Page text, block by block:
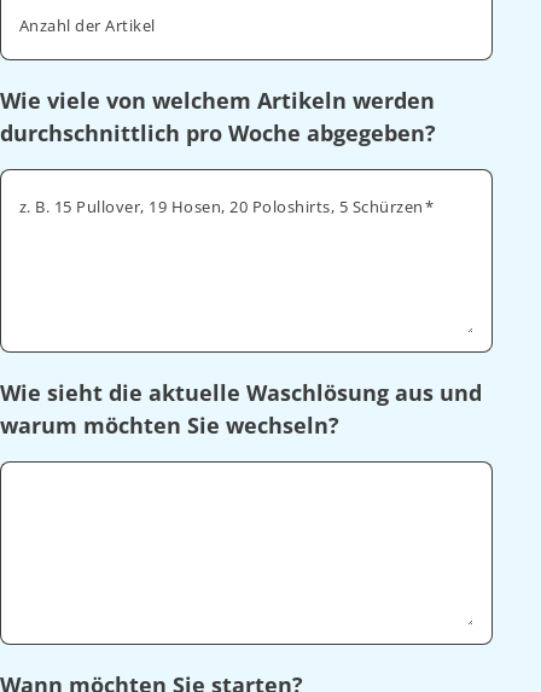
Anzahl der Artikel
Wie viele von welchem Artikeln werden
durchschnittlich pro Woche abgegeben?
z. B. 15 Pullover, 19 Hosen, 20 Poloshirts, 5 Schürzen
Wie sieht die aktuelle Waschlösung aus und
warum möchten Sie wechseln?
Wann möchten Sie starten?